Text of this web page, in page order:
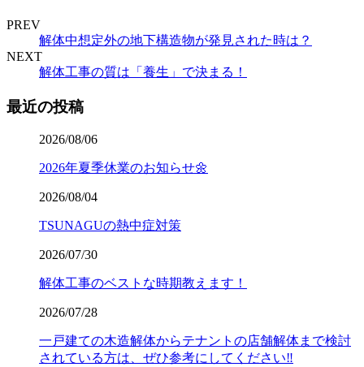
PREV
解体中想定外の地下構造物が発見された時は？
NEXT
解体工事の質は「養生」で決まる！
最近の投稿
2026/08/06
2026年夏季休業のお知らせ🌼
2026/08/04
TSUNAGUの熱中症対策
2026/07/30
解体工事のベストな時期教えます！
2026/07/28
一戸建ての木造解体からテナントの店舗解体まで検討
されている方は、ぜひ参考にしてください‼️